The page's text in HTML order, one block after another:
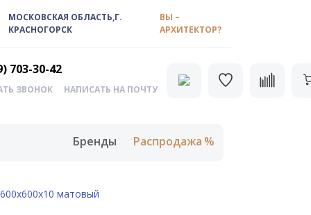
МОСКОВСКАЯ ОБЛАСТЬ,Г.
КРАСНОГОРСК
ВЫ –
АРХИТЕКТОР?
703-30-42
ЗВОНОК НАПИСАТЬ НА ПОЧТУ
Бренды Распродажа
матовый